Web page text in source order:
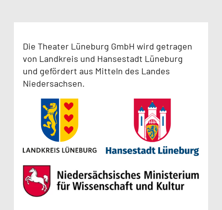
Die Theater Lüneburg GmbH wird getragen
von Landkreis und Hansestadt Lüneburg
und gefördert aus Mitteln des Landes
Niedersachsen.